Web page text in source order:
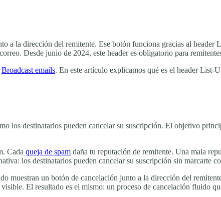
a la dirección del remitente. Ese botón funciona gracias al header
Desde junio de 2024, este header es obligatorio para
Broadcast emails. En este artículo explicamos qué es el header List-
los destinatarios pueden cancelar su suscripción. El objetivo
Cada queja de spam daña tu reputación de remitente. Una mala
los destinatarios pueden cancelar su suscripción sin marcarte
muestran un botón de cancelación junto a la dirección del
El resultado es el mismo: un proceso de cancelación fluido